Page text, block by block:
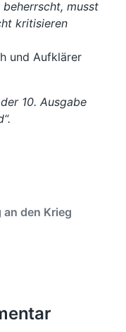
musst
kritisieren
und Aufklärer
10. Ausgabe
den Krieg